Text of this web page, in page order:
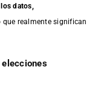
datos,
que realmente significan